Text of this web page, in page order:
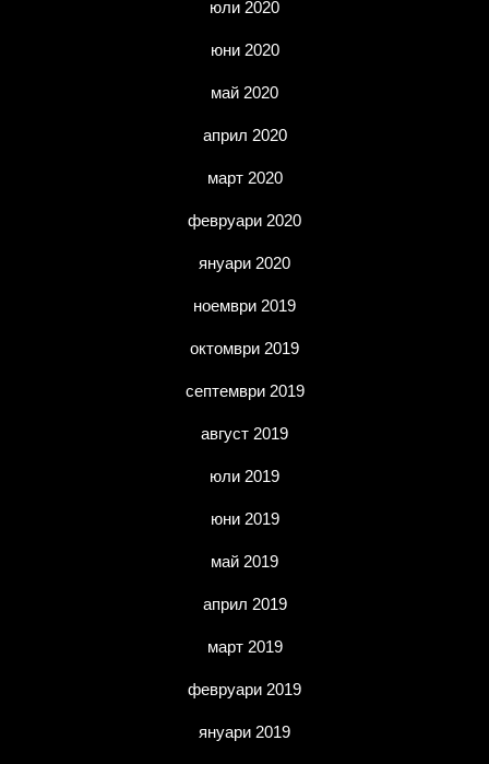
юли 2020
юни 2020
май 2020
април 2020
март 2020
февруари 2020
януари 2020
ноември 2019
октомври 2019
септември 2019
август 2019
юли 2019
юни 2019
май 2019
април 2019
март 2019
февруари 2019
януари 2019